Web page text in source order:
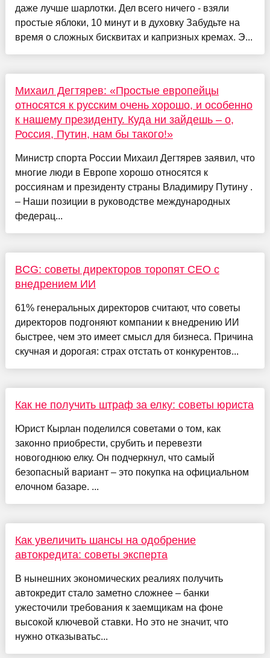
даже лучше шарлотки. Дел всего ничего - взяли
простые яблоки, 10 минут и в духовку Забудьте на
время о сложных бисквитах и капризных кремах. Э...
Михаил Дегтярев: «Простые европейцы
относятся к русским очень хорошо, и особенно
к нашему президенту. Куда ни зайдешь – о,
Россия, Путин, нам бы такого!»
Министр спорта России Михаил Дегтярев заявил, что
многие люди в Европе хорошо относятся к
россиянам и президенту страны Владимиру Путину .
– Наши позиции в руководстве международных
федерац...
BCG: советы директоров торопят CEO с
внедрением ИИ
61% генеральных директоров считают, что советы
директоров подгоняют компании к внедрению ИИ
быстрее, чем это имеет смысл для бизнеса. Причина
скучная и дорогая: страх отстать от конкурентов...
Как не получить штраф за елку: советы юриста
Юрист Кырлан поделился советами о том, как
законно приобрести, срубить и перевезти
новогоднюю елку. Он подчеркнул, что самый
безопасный вариант – это покупка на официальном
елочном базаре. ...
Как увеличить шансы на одобрение
автокредита: советы эксперта
В нынешних экономических реалиях получить
автокредит стало заметно сложнее – банки
ужесточили требования к заемщикам на фоне
высокой ключевой ставки. Но это не значит, что
нужно отказыватьс...